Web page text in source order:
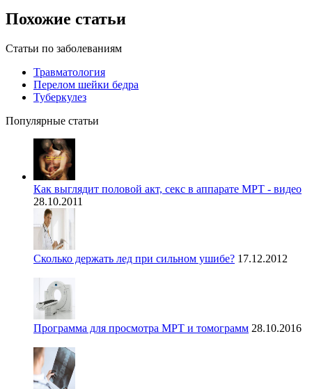
Похожие статьи
Статьи по заболеваниям
Травматология
Перелом шейки бедра
Туберкулез
Популярные статьи
Как выглядит половой акт, секс в аппарате МРТ - видео
28.10.2011
Сколько держать лед при сильном ушибе? 17.12.2012
Программа для просмотра МРТ и томограмм 28.10.2016